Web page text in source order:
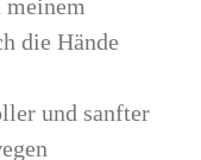
die Hände
und sanfter